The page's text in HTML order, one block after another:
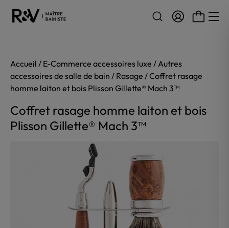
Accueil / E-Commerce accessoires luxe /Autres
accessoires de salle de bain / Rasage / Coffret rasage
homme laiton et bois Plisson Gillette® Mach 3™
Coffret rasage homme laiton et bois
Plisson Gillette® Mach 3™